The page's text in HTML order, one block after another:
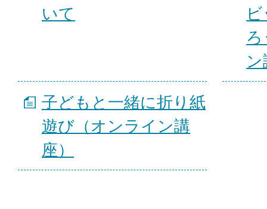
いて
子どもと一緒に折り紙
遊び（オンライン講
座）